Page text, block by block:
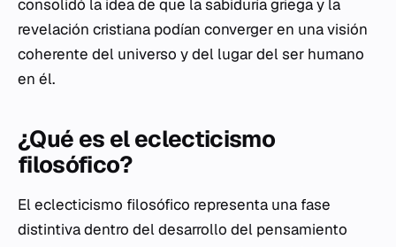
consolidó la idea de que la sabiduría griega y la
revelación cristiana podían converger en una visión
coherente del universo y del lugar del ser humano
en él.
¿Qué es el eclecticismo
filosófico?
El eclecticismo filosófico representa una fase
distintiva dentro del desarrollo del pensamiento